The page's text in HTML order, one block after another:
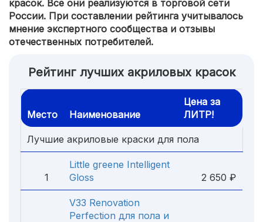
красок. Все они реализуются в торговой сети
России. При составлении рейтинга учитывалось
мнение экспертного сообщества и отзывы
отечественных потребителей.
Рейтинг лучших акриловых красок
Место Наименование
Цена за
ЛИТР!
Лучшие акриловые краски для пола
1
Little greene Intelligent
Gloss
2 650 ₽
V33 Renovation
Perfection для пола и